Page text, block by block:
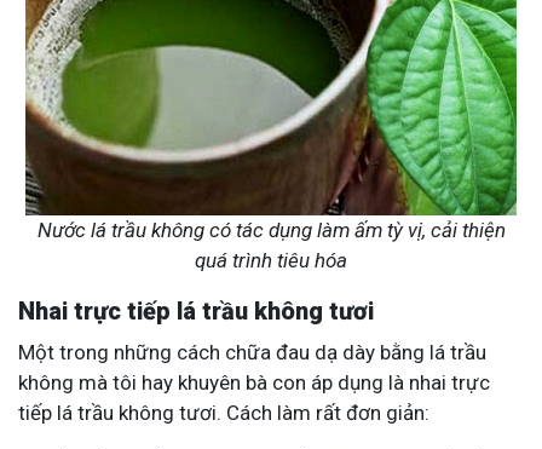
Nước lá trầu không có tác dụng làm ấm tỳ vị, cải thiện
quá trình tiêu hóa
Nhai trực tiếp lá trầu không tươi
Một trong những cách chữa đau dạ dày bằng lá trầu
không mà tôi hay khuyên bà con áp dụng là nhai trực
tiếp lá trầu không tươi. Cách làm rất đơn giản: